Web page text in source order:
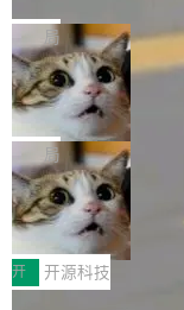
库之一。你的操作系
施软件，很可能都在
的人一直在用业余...
i> <li>现在，助手可以直接使用 Exa 的网络搜索
结果回答问题，而无
（<a href="https://
bug.cgi?id=204...
的 npm 包。项目的
ent 计算。真正适合
工程师在这件事上没
orkers 跑了十年
nce 的话说：「我们
码，而 AI Agent 不需
late。」 容器为什么
和销毁都太重了。一
只需要几毫秒的 CPU
就绪要花数秒。如果
局
OpenAI 公开邮件和
诉讼，称“Apple is
g”
上个月，苹果一纸诉
控其挖角苹果前员工
状把 OpenAI 描述成
人、套取机密信息的
函，也没选择庭外沉
文，标题只有六个字
ng。 然后，它把邮件
局
HUAWEI MatePad
ddy鸿蒙PC版，说
搭子
全能AI工作台
I MatePad Edge应用
用，与鸿蒙电脑上的
开 开源科技